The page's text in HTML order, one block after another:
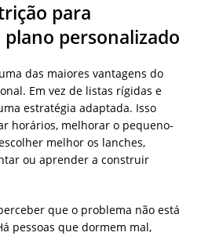
para
personalizado
das maiores vantagens do
Em vez de listas rígidas e
estratégia adaptada. Isso
horários, melhorar o pequeno-
melhor os lanches,
ou aprender a construir
que o problema não está
pessoas que dormem mal,